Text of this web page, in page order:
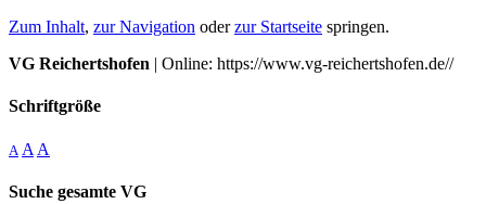
Zum Inhalt, zur Navigation oderzur Startseite springen.
VG Reichertshofen | Online: https://www.vg-reichertshofen.de//
Schriftgröße
A A A
Suche gesamte VG